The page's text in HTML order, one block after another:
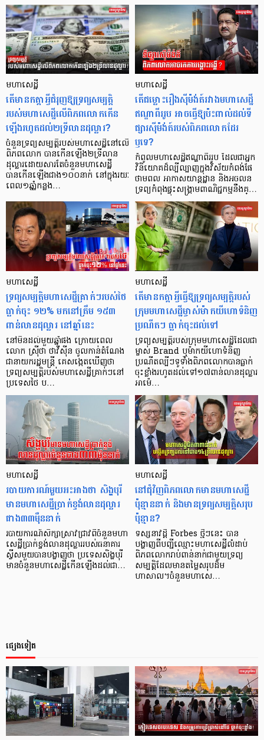
មហាសេដ្ឋី
តើមានកត្តាអ្វីជំរុញឱ្យទ្រព្យសម្បត្តិ
របស់មហាសេដ្ឋីលើពិភពលោកកើន
ឡើងរហូតដល់២ទ្រីលានដុល្លារ?
ចំនួនទ្រព្យសម្បត្តិរបស់មហាសេដ្ឋីនៅលើ
ពិភពលោក បានកើនឡើង២ទ្រីលាន
ដុល្លារដោយសារតែចំនួនមហាសេដ្ឋី
បានកើនឡើងជាង១០០នាក់ នៅក្នុងរយៈ
ពេល១ឆ្នាំ្នកន្លង…
មហាសេដ្ឋី
តើជម្លោះរឿងស៊ីម៉ង់ត៍រវាងមហាសេដ្ឋី
ឥណ្ឌាពីររូប អាចធ្វើឱ្យប៉ះពាល់ដល់ទី
ផ្សារស៊ីម៉ង់ត៍របស់ពិភពលោកដែរ
ឫទេ?
កំពូលមហាសេដ្ឋីឥណ្ឌាពីររូប ដែលជាអ្នក
វិនិយោគដ៏ល្បីល្បាញក្នុងវិស័យកំពង់ផែ
ថាមពល អាកាសយាន្តដ្ឋាន និងអចលន
ទ្រព្យកំពុងផ្ទុះសង្រ្គាមពាណិជ្ជកម្មនឹងគ្…
មហាសេដ្ឋី
ទ្រព្យសម្បត្តិមហាសេដ្ឋីគ្រាក់ៗរបស់ថៃ
ធ្លាក់ចុះ ១២% មកនៅត្រឹម ១៥៣
ពាន់លានដុល្លារ នៅឆ្នាំនេះ
នៅមិនដល់មួយឆ្នាំផង ក្រោយពេល
លោក ស្រ៊ីថា ថាវីស៊ីន ចូលកាន់តំណែង
ជានាយករដ្ឋមន្ត្រី គេសង្កេតឃើញថា
ទ្រព្យសម្បត្តិរបស់មហាសេដ្ឋីគ្រាក់ៗនៅ
ប្រទេសថៃ ប…
មហាសេដ្ឋី
តើមានកត្តាអ្វីធ្វើឱ្យទ្រព្យសម្បត្តិរបស់
ក្រុមមហាសេដ្ឋីម្ចាស់ម៉ាកយីហោទំនិញ
ប្រណីតៗ ធ្លាក់ចុះដល់ទៅ
ទ្រព្យសម្បត្តិរបស់ក្រុមមហាសេដ្ឋីដែលជា
ម្ចាស់ Brand ឬម៉ាកយីហោទំនិញ
ប្រណីតល្បីៗទូទាំងពិភពលោកបានធ្លាក់
ចុះខ្លាំងរហូតដល់ទៅ១៧ពាន់លានដុល្លារ
អាម៉េ…
មហាសេដ្ឋី
របាយការណ៍មួយអះអាងថា សិង្ហបុរី
មានមហាសេដ្ឋីប្រាក់ខ្ទង់លានដុល្លារ
ជាង៣៣ម៉ឺននាក់
របាយការណ៍សិក្សាស្រាវជ្រាវពីចំនួនមហា
សេដ្ឋីប្រាក់ខ្ទង់លានដុល្លាររបស់ធនាគារ
ស្វីសមួយបានបង្ហាញថា ប្រទេសសិង្ហបុរី
មានចំនួនមហាសេដ្ឋីកើនឡើងដល់ជា…
មហាសេដ្ឋី
នៅជុំវិញពិភពលោកមានមហាសេដ្ឋី
ប៉ុន្មាននាក់ និងមានទ្រព្យសម្បត្តិសរុប
ប៉ុន្មាន?
ទស្សនាវដ្តី Forbes ថ្មីៗនេះ បាន
បង្ហាញពីបញ្ជីឈ្មោះមហាសេដ្ឋីលំដាប់
ពិភពលោករាប់ពាន់នាក់ជាមួយទ្រព្យ
សម្បត្តិដែលមានតម្លៃសរុបដ៏ម
ហាសាល។ចំនួនមហាសេ…
ផ្សេងទៀត